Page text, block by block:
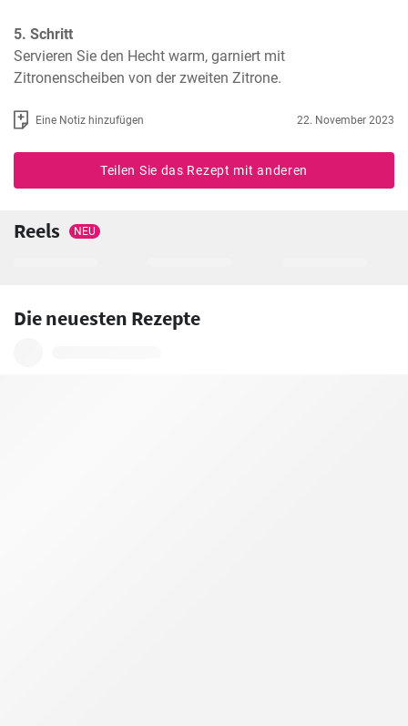
5. Schritt
Servieren Sie den Hecht warm, garniert mit
Zitronenscheiben von der zweiten Zitrone.
Eine Notiz hinzufügen 22. November 2023
Teilen Sie das Rezept mit anderen
Reels NEU
Die neuesten Rezepte